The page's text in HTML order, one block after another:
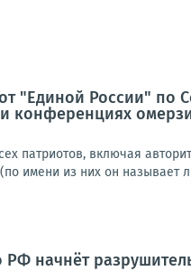
"Единой России" по
конференциях
патриотов, включая
имени из них он называет
РФ начнёт